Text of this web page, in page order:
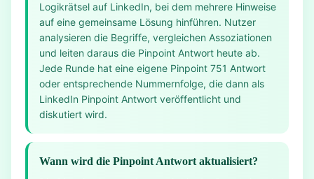
Logikrätsel auf LinkedIn, bei dem mehrere Hinweise
auf eine gemeinsame Lösung hinführen. Nutzer
analysieren die Begriffe, vergleichen Assoziationen
und leiten daraus die Pinpoint Antwort heute ab.
Jede Runde hat eine eigene Pinpoint 751 Antwort
oder entsprechende Nummernfolge, die dann als
LinkedIn Pinpoint Antwort veröffentlicht und
diskutiert wird.
Wann wird die Pinpoint Antwort aktualisiert?